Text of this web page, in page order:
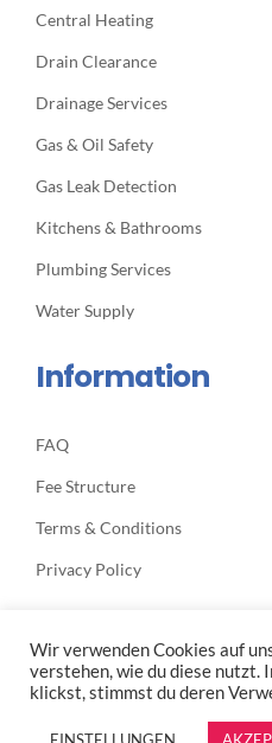
Central Heating
Drain Clearance
Drainage Services
Gas & Oil Safety
Gas Leak Detection
Kitchens & Bathrooms
Plumbing Services
Water Supply
Information
FAQ
Fee Structure
Terms & Conditions
Privacy Policy
© Copyright 2012 -2026 |
ThemeFusion| All Rights
Wir verwenden Cookies auf
verstehen, wie du diese nutzt.
klickst, stimmst du deren